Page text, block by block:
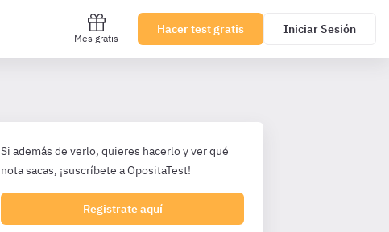
Mes gratis
Hacer test gratis Iniciar Sesión
Si además de verlo, quieres hacerlo y ver qué
nota sacas, ¡suscríbete a OpositaTest!
Registrate aquí